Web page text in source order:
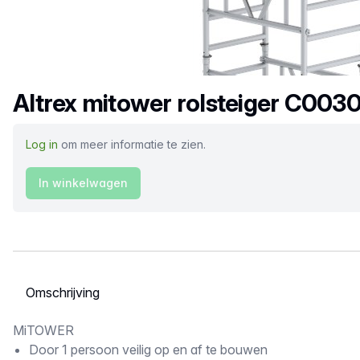
Productnaam
Altrex mitower rolsteiger
Log in om meer informatie te zien.
In winkelwagen
Selecteer een tabblad
Omschrijving
MiTOWER
Door 1 persoon veilig op en af te bouwen